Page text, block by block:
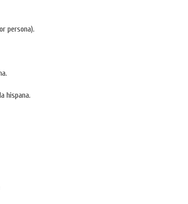
persona).
hispana.